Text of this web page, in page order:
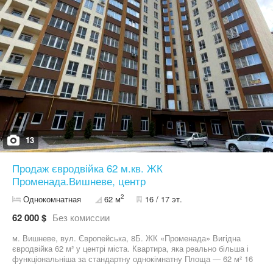
пішому доступі все необхідне. зупинка громадського транспорту
прямо на виході з ЖК. Поруч Сільпо , поліклініка , державна
школа та садочок. Дуже багато різних магазинів та закладів.
Центральна частина міста. Телефонуйте проведемо перегляд в
зручний для вас час!
13
Продаж євродвійка 62 м.кв. ЖК
Променада.Вишневе, центр
Однокомнатная 62 м2 16 / 17 эт.
62 000 $ Без комиссии
м. Вишневе, вул. Європейська, 8Б. ЖК «Променада» Вигідна
євродвійка 62 м² у центрі міста. Квартира, яка реально більша і
функціональніша за стандартну однокімнатну Площа — 62 м² 16